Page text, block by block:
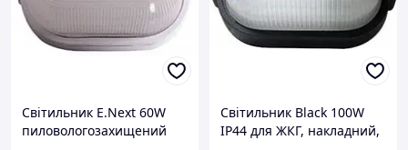
Світильник E.Next 60W
пиловологозахищений
Світильник Black 100W
IP44 для ЖКГ, накладний,